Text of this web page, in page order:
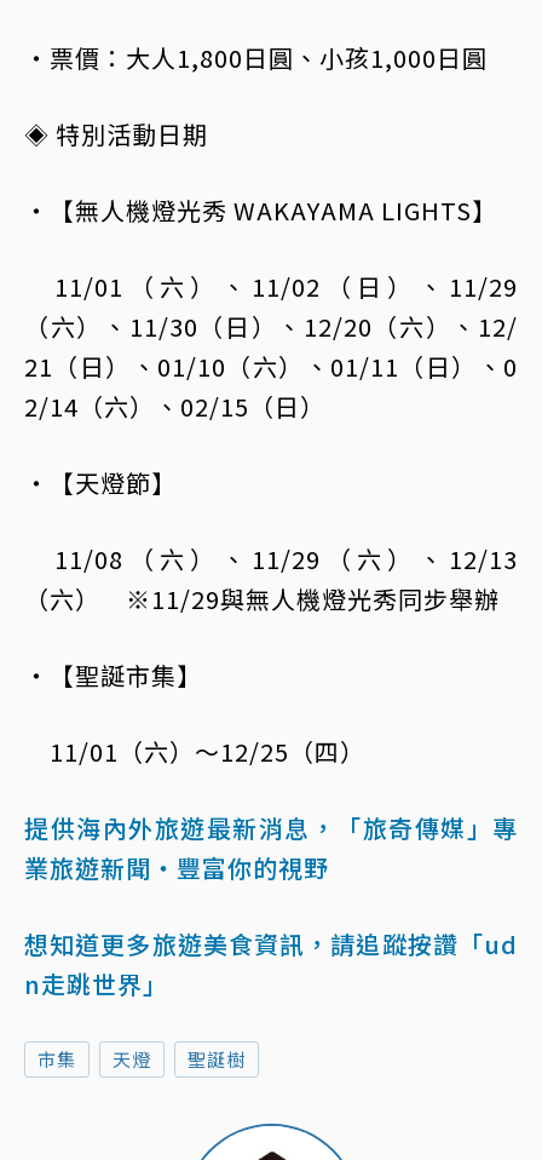
・票價：大人1,800日圓、小孩1,000日圓
◈ 特別活動日期
・【無人機燈光秀 WAKAYAMA LIGHTS】
11/01（六）、11/02（日）、11/29
（六）、11/30（日）、12/20（六）、12/
21（日）、01/10（六）、01/11（日）、0
2/14（六）、02/15（日）
・【天燈節】
11/08（六）、11/29（六）、12/13
（六） ※11/29與無人機燈光秀同步舉辦
・【聖誕市集】
11/01（六）～12/25（四）
提供海內外旅遊最新消息，「旅奇傳媒」專
業旅遊新聞‧豐富你的視野
想知道更多旅遊美食資訊，請追蹤按讚「ud
n走跳世界」
市集 天燈 聖誕樹